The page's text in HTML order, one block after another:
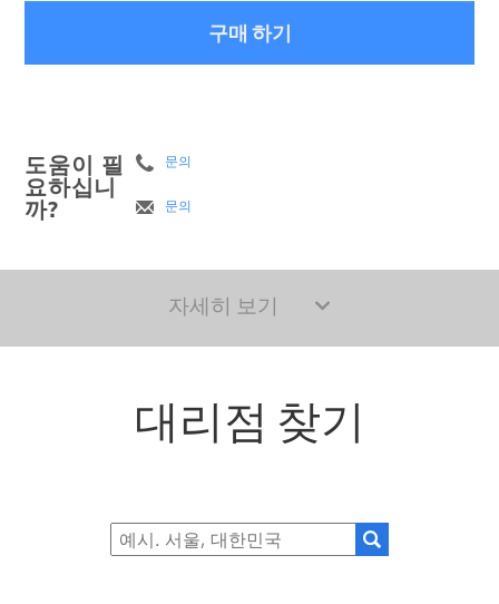
구매 하기
도움이 필
요하십니
까?
문의
문의
자세히 보기
대리점 찾기